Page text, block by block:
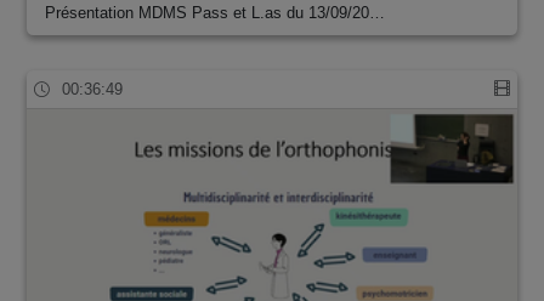
Présentation MDMS Pass et L.as du 13/09/20…
00:36:49